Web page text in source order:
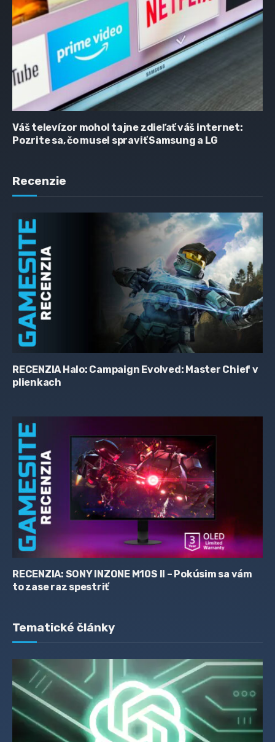
Váš televízor mohol tajne zdieľať váš internet:
Pozrite sa, čo musel spraviť Samsung a LG
Recenzie
RECENZIA Halo: Campaign Evolved: Master Chief v
plienkach
RECENZIA: SONY INZONE M10S II – Pokúsim sa vám
to zase raz spestriť
Tematické články